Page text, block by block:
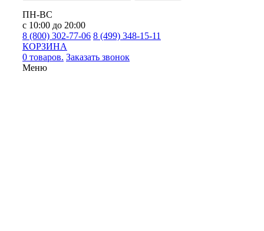
ПН-ВС
с 10:00 до 20:00
8 (800) 302-77-06 8 (499) 348-15-11
КОРЗИНА
0 товаров. Заказать звонок
Меню